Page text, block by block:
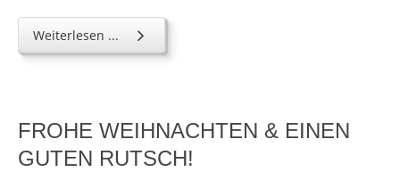
Weiterlesen ...
FROHE WEIHNACHTEN & EINEN
GUTEN RUTSCH!